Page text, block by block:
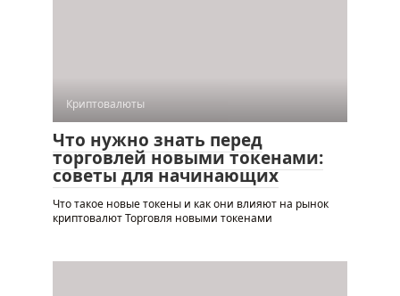
Криптовалюты
Что нужно знать перед
торговлей новыми токенами:
советы для начинающих
Что такое новые токены и как они влияют на рынок
криптовалют Торговля новыми токенами